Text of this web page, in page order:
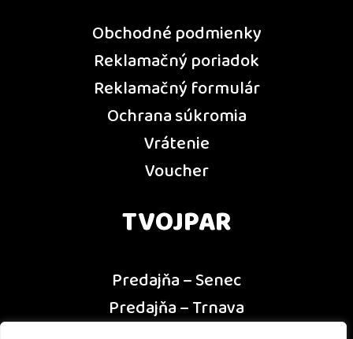
Obchodné podmienky
Reklamačný poriadok
Reklamačný formulár
Ochrana súkromia
Vrátenie
Voucher
TVOJPAR
Predajňa – Senec
Predajňa – Trnava